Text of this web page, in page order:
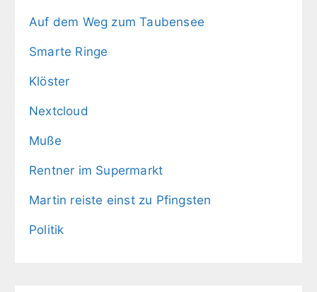
Auf dem Weg zum Taubensee
Smarte Ringe
Klöster
Nextcloud
Muße
Rentner im Supermarkt
Martin reiste einst zu Pfingsten
Politik